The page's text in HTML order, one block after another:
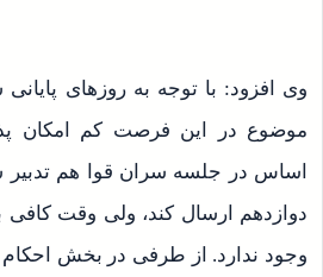
وی افزود: با توجه به روز‌های
موضوع در این فرصت کم امکان
اساس در جلسه سران قوا هم تدبیر
دوازدهم ارسال کند، ولی وقت
وجود ندارد. از طرفی در بخش احکام